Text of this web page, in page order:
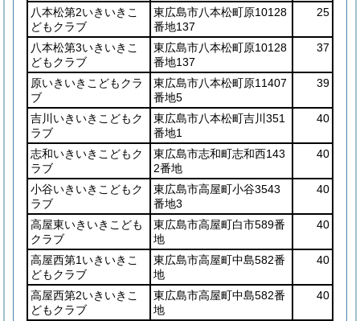
八本松第2いきいきこ
どもクラブ
東広島市八本松町原10128
番地137
25
八本松第3いきいきこ
どもクラブ
東広島市八本松町原10128
番地137
37
原いきいきこどもクラ
ブ
東広島市八本松町原11407
番地5
39
吉川いきいきこどもク
ラブ
東広島市八本松町吉川351
番地1
40
志和いきいきこどもク
ラブ
東広島市志和町志和西143
2番地
40
小谷いきいきこどもク
ラブ
東広島市高屋町小谷3543
番地3
40
高屋東いきいきこども
クラブ
東広島市高屋町白市589番
地
40
高屋西第1いきいきこ
どもクラブ
東広島市高屋町中島582番
地
40
高屋西第2いきいきこ
どもクラブ
東広島市高屋町中島582番
地
40